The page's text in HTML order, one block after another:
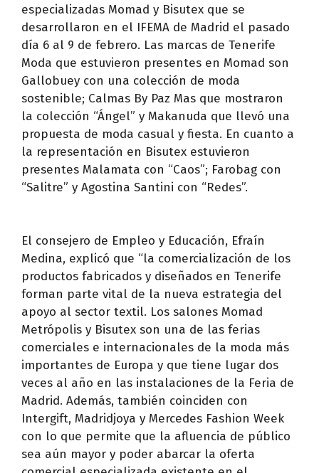
especializadas Momad y Bisutex que se
desarrollaron en el IFEMA de Madrid el pasado
día 6 al 9 de febrero. Las marcas de Tenerife
Moda que estuvieron presentes en Momad son
Gallobuey con una colección de moda
sostenible; Calmas By Paz Mas que mostraron
la colección “Ángel” y Makanuda que llevó una
propuesta de moda casual y fiesta. En cuanto a
la representación en Bisutex estuvieron
presentes Malamata con “Caos”; Farobag con
“Salitre” y Agostina Santini con “Redes”.
El consejero de Empleo y Educación, Efraín
Medina, explicó que “la comercialización de los
productos fabricados y diseñados en Tenerife
forman parte vital de la nueva estrategia del
apoyo al sector textil. Los salones Momad
Metrópolis y Bisutex son una de las ferias
comerciales e internacionales de la moda más
importantes de Europa y que tiene lugar dos
veces al año en las instalaciones de la Feria de
Madrid. Además, también coinciden con
Intergift, Madridjoya y Mercedes Fashion Week
con lo que permite que la afluencia de público
sea aún mayor y poder abarcar la oferta